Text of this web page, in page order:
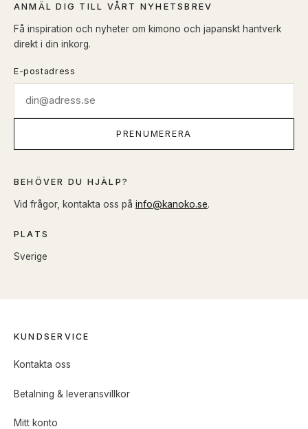
ANMÄL DIG TILL VÅRT NYHETSBREV
Få inspiration och nyheter om kimono och japanskt hantverk
direkt i din inkorg.
E-postadress
PRENUMERERA
BEHÖVER DU HJÄLP?
Vid frågor, kontakta oss på info@kanoko.se.
PLATS
Sverige
KUNDSERVICE
Kontakta oss
Betalning & leveransvillkor
Mitt konto